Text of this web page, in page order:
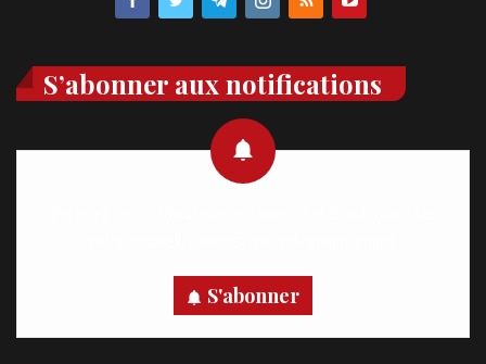
S’abonner aux notifications
S'abonner